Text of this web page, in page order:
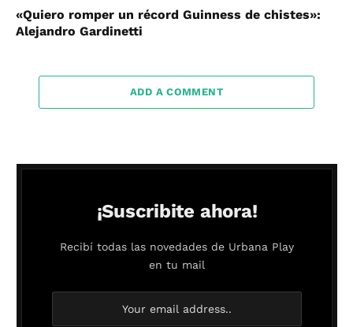
«Quiero romper un récord Guinness de chistes»:
Alejandro Gardinetti
ADD A COMMENT
¡Suscribite ahora!
Recibí todas las novedades de Urbana Play
en tu mail